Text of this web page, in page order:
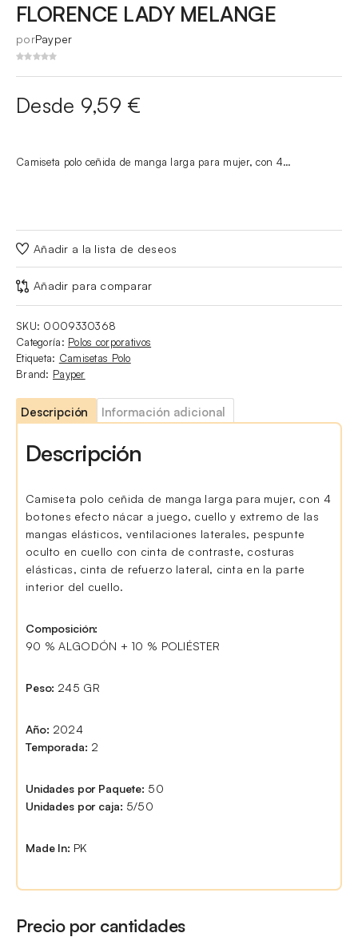
FLORENCE LADY MELANGE
porPayper
Desde 9,59 €
Camiseta polo ceñida de manga larga para mujer, con 4…
Añadir a la lista de deseos
Añadir para comparar
SKU: 0009330368
Categoría: Polos corporativos
Etiqueta: Camisetas Polo
Brand: Payper
Descripción Información adicional
Descripción
Camiseta polo ceñida de manga larga para mujer, con 4
botones efecto nácar a juego, cuello y extremo de las
mangas elásticos, ventilaciones laterales, pespunte
oculto en cuello con cinta de contraste, costuras
elásticas, cinta de refuerzo lateral, cinta en la parte
interior del cuello.
Composición:
90 % ALGODÓN + 10 % POLIÉSTER
Peso: 245 GR
Año: 2024
Temporada: 2
Unidades por Paquete: 50
Unidades por caja: 5/50
Made In: PK
Precio por cantidades